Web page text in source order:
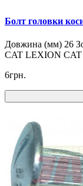
Болт головки
Довжина (мм) 26
CAT LEXION
6грн.